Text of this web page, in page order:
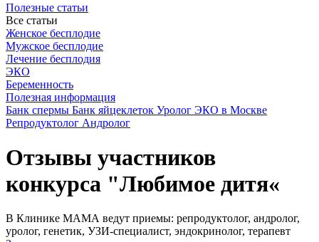
Полезные статьи
Все статьи
Женское бесплодие
Мужское бесплодие
Лечение бесплодия
ЭКО
Беременность
Полезная информация
Банк спермы Банк яйцеклеток Уролог ЭКО в Москве
Репродуктолог Андролог
Отзывы участников
конкурса "Любимое дитя«
В Клинике МАМА ведут приемы: репродуктолог, андролог,
уролог, генетик, УЗИ-специалист, эндокринолог, терапевт